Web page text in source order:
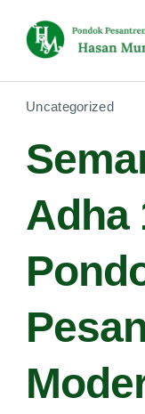
Uncategorized
Adha